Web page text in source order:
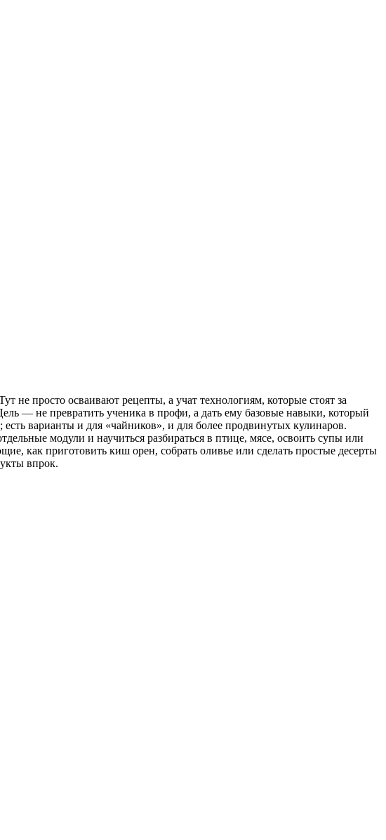
не просто осваивают рецепты, а учат технологиям, которые стоят за
— не превратить ученика в профи, а дать ему базовые навыки, который
варианты и для «чайников», и для более продвинутых кулинаров.
модули и научиться разбираться в птице, мясе, освоить супы или
как приготовить киш орен, собрать оливье или сделать простые десерты
впрок.